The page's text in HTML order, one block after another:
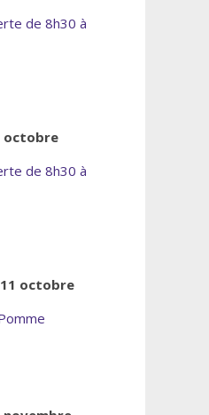
de 8h30 à
octobre
de 8h30 à
octobre